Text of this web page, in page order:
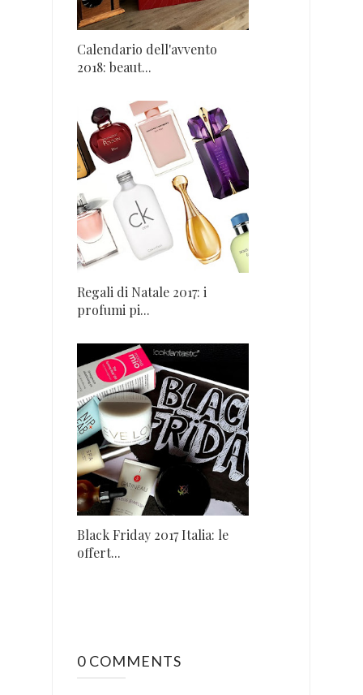
Calendario dell'avvento
2018: beaut...
Regali di Natale 2017: i
profumi pi...
Black Friday 2017 Italia: le
offert...
0 COMMENTS